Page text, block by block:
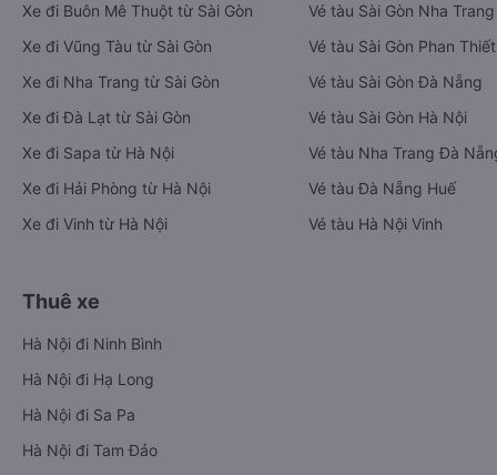
Xe đi Buôn Mê Thuột từ Sài Gòn
Xe đi Vũng Tàu từ Sài Gòn
Xe đi Nha Trang từ Sài Gòn
Xe đi Đà Lạt từ Sài Gòn
Xe đi Sapa từ Hà Nội
Xe đi Hải Phòng từ Hà Nội
Xe đi Vinh từ Hà Nội
Vé tàu Sài Gòn Nha Trang
Vé tàu Sài Gòn Phan Thiết
Vé tàu Sài Gòn Đà Nẵng
Vé tàu Sài Gòn Hà Nội
Vé tàu Nha Trang Đà
Vé tàu Đà Nẵng Huế
Vé tàu Hà Nội Vinh
Thuê xe
Hà Nội đi Ninh Bình
Hà Nội đi Hạ Long
Hà Nội đi Sa Pa
Hà Nội đi Tam Đảo